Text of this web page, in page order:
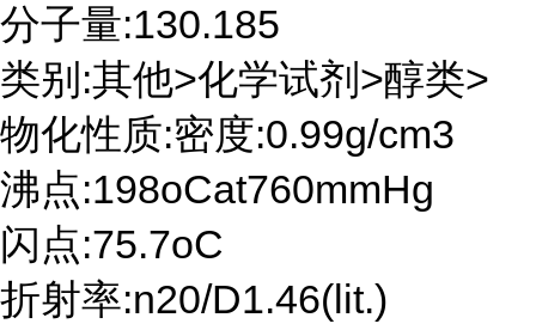
分子量:130.185
类别:其他>化学试剂>醇类>
物化性质:密度:0.99g/cm3
沸点:198oCat760mmHg
闪点:75.7oC
折射率:n20/D1.46(lit.)